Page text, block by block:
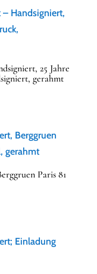
25 Jahre
gerahmt
Paris 81